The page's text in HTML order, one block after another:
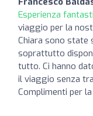
Esperienza
viaggio per la
Chiara sono state
soprattutto
tutto. Ci hanno
il viaggio senza
Complimenti per